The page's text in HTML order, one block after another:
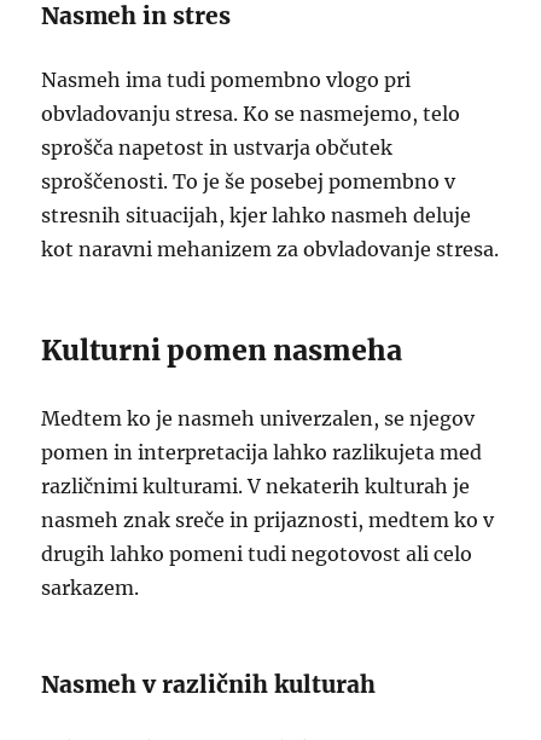
Nasmeh in stres
Nasmeh ima tudi pomembno vlogo pri
obvladovanju stresa. Ko se nasmejemo, telo
sprošča napetost in ustvarja občutek
sproščenosti. To je še posebej pomembno v
stresnih situacijah, kjer lahko nasmeh deluje
kot naravni mehanizem za obvladovanje stresa.
Kulturni pomen nasmeha
Medtem ko je nasmeh univerzalen, se njegov
pomen in interpretacija lahko razlikujeta med
različnimi kulturami. V nekaterih kulturah je
nasmeh znak sreče in prijaznosti, medtem ko v
drugih lahko pomeni tudi negotovost ali celo
sarkazem.
Nasmeh v različnih kulturah